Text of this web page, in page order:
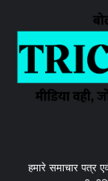
हमारे समाचार पत्र